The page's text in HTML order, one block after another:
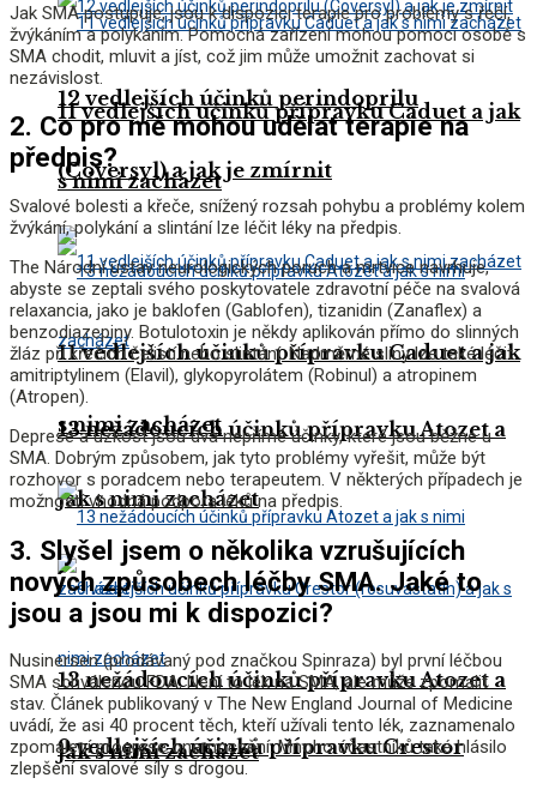
11 vedlejších účinků přípravku Caduet a jak
s nimi zacházet
13 nežádoucích účinků přípravku Atozet a
jak s nimi zacházet
9 vedlejších účinků přípravku Crestor
12 vedlejších účinků perindoprilu
(Coversyl) a jak je zmírnit
11 vedlejších účinků přípravku Caduet a jak
s nimi zacházet
13 nežádoucích účinků přípravku Atozet a
jak s nimi zacházet
Jak SMA postupuje, jsou k dispozici terapie pro problémy s řečí,
žvýkáním a polykáním. Pomocná zařízení mohou pomoci osobě s
SMA chodit, mluvit a jíst, což jim může umožnit zachovat si
nezávislost.
2. Co pro mě mohou udělat terapie na
předpis?
Svalové bolesti a křeče, snížený rozsah pohybu a problémy kolem
žvýkání, polykání a slintání lze léčit léky na předpis.
The Národní ústav neurologických poruch a mrtvicenavrhuje,
abyste se zeptali svého poskytovatele zdravotní péče na svalová
relaxancia, jako je baklofen (Gablofen), tizanidin (Zanaflex) a
benzodiazepiny. Botulotoxin je někdy aplikován přímo do slinných
žláz při křečích čelistí nebo slintání. Nadměrné sliny lze také léčit
amitriptylinem (Elavil), glykopyrolátem (Robinul) a atropinem
(Atropen).
Deprese a úzkost jsou dva nepřímé účinky, které jsou běžné u
SMA. Dobrým způsobem, jak tyto problémy vyřešit, může být
rozhovor s poradcem nebo terapeutem. V některých případech je
možností vhodná podpora léků na předpis.
3. Slyšel jsem o několika vzrušujících
nových způsobech léčby SMA. Jaké to
jsou a jsou mi k dispozici?
Nusinersen (prodávaný pod značkou Spinraza) byl první léčbou
SMA schválenou FDA. Není to lék na SMA, ale může zpomalit
stav. Článek publikovaný v The New England Journal of Medicine
uvádí, že asi 40 procent těch, kteří užívali tento lék, zaznamenalo
zpomalení progrese onemocnění. Mnoho účastníků také hlásilo
zlepšení svalové síly s drogou.